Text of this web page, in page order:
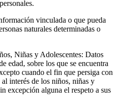
vinculada o que pueda
naturales determinadas o
Niñas y Adolescentes: Datos
edad, sobre los que se encuentra
cuando el fin que persiga con
interés de los niños, niñas y
excepción alguna el respeto a sus